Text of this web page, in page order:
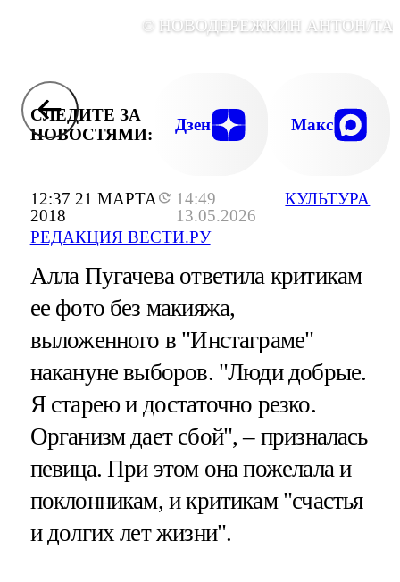
12:37 21 МАРТА
2018
14:49
13.05.2026
РЕДАКЦИЯ ВЕСТИ.РУ
КУЛЬТУРА
© НОВОДЕРЕЖКИН АНТОН/
СЛЕДИТЕ ЗА
НОВОСТЯМИ:
Дзен Макс
Алла Пугачева ответила критикам
ее фото без макияжа,
выложенного в "Инстаграме"
накануне выборов. "Люди добрые.
Я старею и достаточно резко.
Организм дает сбой", – призналась
певица. При этом она пожелала и
поклонникам, и критикам "счастья
и долгих лет жизни".